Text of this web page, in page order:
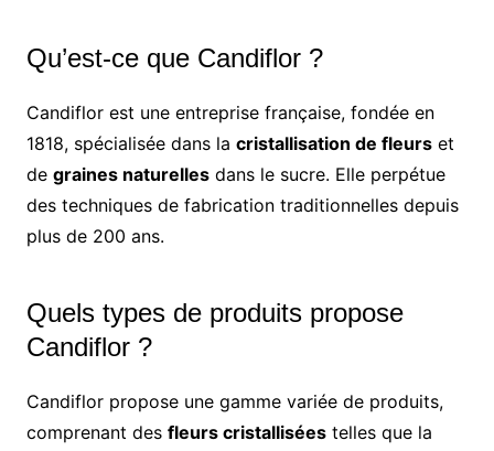
Qu’est-ce que Candiflor ?
Candiflor est une entreprise française, fondée en
1818, spécialisée dans la cristallisation de fleurset
de graines naturellesdans le sucre. Elle perpétue
des techniques de fabrication traditionnelles depuis
plus de 200 ans.
Quels types de produits propose
Candiflor ?
Candiflor propose une gamme variée de produits,
comprenant des fleurs cristalliséestelles que la